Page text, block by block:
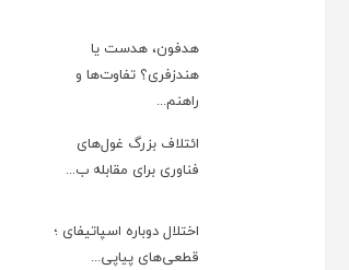
هدفون، هدست یا
هندزفری؟ تفاوت‌ها و
راهنم...
ائتلاف بزرگ غول‌های
فناوری برای مقابله ب...
اختلال دوباره اسپاتیفای ؛
قطعی‌های پیاپی...